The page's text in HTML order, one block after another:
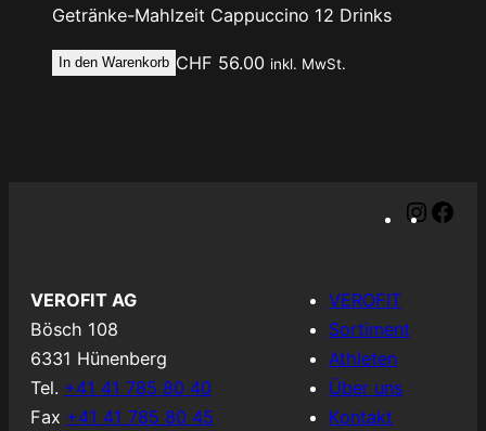
Getränke-Mahlzeit Cappuccino 12 Drinks
In den Warenkorb CHF 56.00 inkl. MwSt.
I
VEROFIT AG
Bösch 108
6331 Hünenberg
Tel. +41 41 785 80 40
Fax +41 41 785 80 45
VEROFIT
Sortiment
Athleten
Über uns
Kontakt